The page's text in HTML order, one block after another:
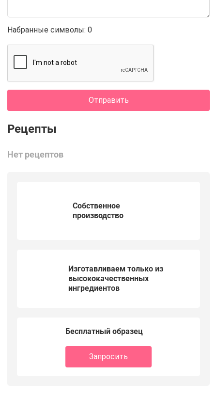
Набранные символы: 0
Отправить
Нет рецептов
Собственное
производство
Изготавливаем только из
высококачественных
ингредиентов
Бесплатный образец
Запросить